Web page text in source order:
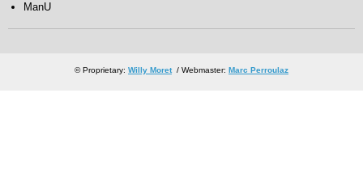
ManU
© Proprietary: Willy Moret/ Webmaster: Marc Perroulaz